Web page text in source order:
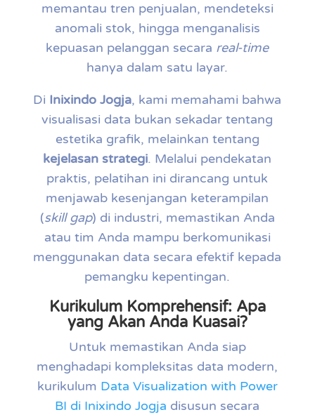
memantau tren penjualan, mendeteksi
anomali stok, hingga menganalisis
kepuasan pelanggan secara real-time
hanya dalam satu layar.
Di Inixindo Jogja, kami memahami bahwa
visualisasi data bukan sekadar tentang
estetika grafik, melainkan tentang
kejelasan strategi. Melalui pendekatan
praktis, pelatihan ini dirancang untuk
menjawab kesenjangan keterampilan
(skill gap) di industri, memastikan Anda
atau tim Anda mampu berkomunikasi
menggunakan data secara efektif kepada
pemangku kepentingan.
Kurikulum Komprehensif: Apa
yang Akan Anda Kuasai?
Untuk memastikan Anda siap
menghadapi kompleksitas data modern,
kurikulum Data Visualization with Power
BI di Inixindo Jogja disusun secara